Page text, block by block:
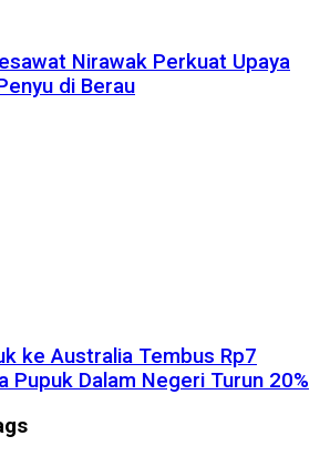
Nirawak Perkuat Upaya
di Berau
ke Australia Tembus Rp7
Pupuk Dalam Negeri Turun 20%